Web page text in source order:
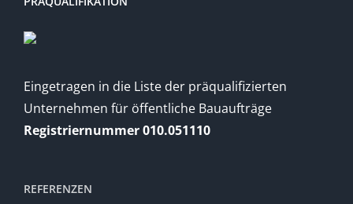
Eingetragen in die Liste der präqualifizierten
Unternehmen für öffentliche Bauaufträge
Registriernummer 010.051110
REFERENZEN